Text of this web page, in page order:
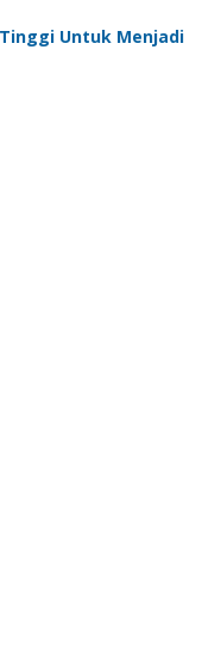
Untuk Menjadi